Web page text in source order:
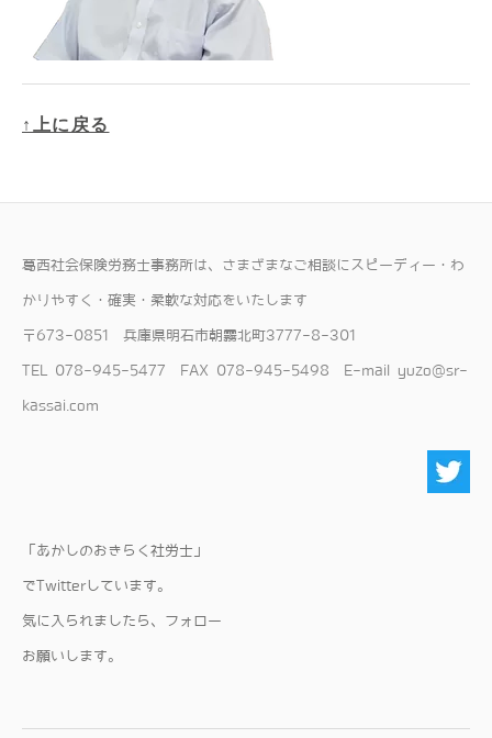
↑上に戻る
​葛西社会保険労務士事務所は、さまざまなご相談にスピーディー・わ
かりやすく・確実・柔軟な対応をいたします
〒673-0851 兵庫県明石市朝霧北町3777-8-301
TEL 078-945-5477 FAX 078-945-5498 E-mail yuzo@sr-
kassai.com
「あかしのおきらく社労士」
でTwitterしています。
気に入られましたら、フォロー
​お願いします。